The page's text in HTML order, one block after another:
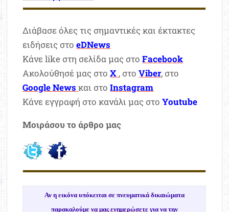
Διάβασε όλες τις σημαντικές και έκτακτες
ειδήσεις στοeDNews
Κάνε like στη σελίδα μας στοFacebook
Ακολούθησέ μας στοX , στοViber, στο
Google News και στοInstagram
Κάνε εγγραφή στο κανάλι μας στοYoutube
Μοιράσου το άρθρο μας
Αν η εικόνα υπόκειται σε πνευματικά δικαιώματα
παρακαλούμε να μας ενημερώσετεγια να την